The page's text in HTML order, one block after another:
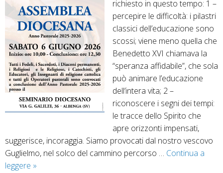
n
l
R
i
n
n
o
v
a
m
e
n
a
l
e
g
i
u
g
n
o
–
S
o
l
n
n
richiesto in questo tempo: 1 –
percepire le difficoltà: i pilastri
classici dell’educazione sono
scossi; viene meno quella che
Benedetto XVI chiamava la
“speranza affidabile”, che sola
può animare l’educazione
dell’intera vita; 2 –
riconoscere i segni dei tempi:
le tracce dello Spirito che
apre orizzonti impensati,
suggerisce, incoraggia. Siamo provocati dal nostro vescovo
Guglielmo, nel solco del cammino percorso … Continua a
leggere A
»